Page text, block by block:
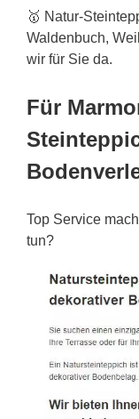
🥇 Natur-
Waldenbuch,
wir für Sie da.
Für
Top Service
tun?